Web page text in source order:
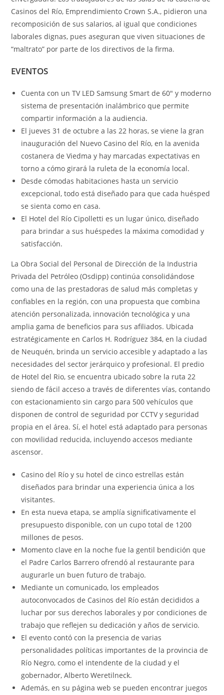
Casinos del Río, Emprendimiento Crown S.A., pidieron una
recomposición de sus salarios, al igual que condiciones
laborales dignas, pues aseguran que viven situaciones de
“maltrato” por parte de los directivos de la firma.
EVENTOS
Cuenta con un TV LED Samsung Smart de 60″ y moderno
sistema de presentación inalámbrico que permite
compartir información a la audiencia.
El jueves 31 de octubre a las 22 horas, se viene la gran
inauguración del Nuevo Casino del Río, en la avenida
costanera de Viedma y hay marcadas expectativas en
torno a cómo girará la ruleta de la economía local.
Desde cómodas habitaciones hasta un servicio
excepcional, todo está diseñado para que cada huésped
se sienta como en casa.
El Hotel del Río Cipolletti es un lugar único, diseñado
para brindar a sus huéspedes la máxima comodidad y
satisfacción.
La Obra Social del Personal de Dirección de la Industria
Privada del Petróleo (Osdipp) continúa consolidándose
como una de las prestadoras de salud más completas y
confiables en la región, con una propuesta que combina
atención personalizada, innovación tecnológica y una
amplia gama de beneficios para sus afiliados. Ubicada
estratégicamente en Carlos H. Rodríguez 384, en la ciudad
de Neuquén, brinda un servicio accesible y adaptado a las
necesidades del sector jerárquico y profesional. El predio
de Hotel del Rio, se encuentra ubicado sobre la ruta 22
siendo de fácil acceso a través de diferentes vías, contando
con estacionamiento sin cargo para 500 vehículos que
disponen de control de seguridad por CCTV y seguridad
propia en el área. Sí, el hotel está adaptado para personas
con movilidad reducida, incluyendo accesos mediante
ascensor.
Casino del Río y su hotel de cinco estrellas están
diseñados para brindar una experiencia única a los
visitantes.
En esta nueva etapa, se amplía significativamente el
presupuesto disponible, con un cupo total de 1200
millones de pesos.
Momento clave en la noche fue la gentil bendición que
el Padre Carlos Barrero ofrendó al restaurante para
augurarle un buen futuro de trabajo.
Mediante un comunicado, los empleados
autoconvocados de Casinos del Río están decididos a
luchar por sus derechos laborales y por condiciones de
trabajo que reflejen su dedicación y años de servicio.
El evento contó con la presencia de varias
personalidades políticas importantes de la provincia de
Río Negro, como el intendente de la ciudad y el
gobernador, Alberto Weretilneck.
Además, en su página web se pueden encontrar juegos